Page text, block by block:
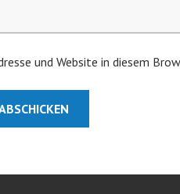
und Website in diesem